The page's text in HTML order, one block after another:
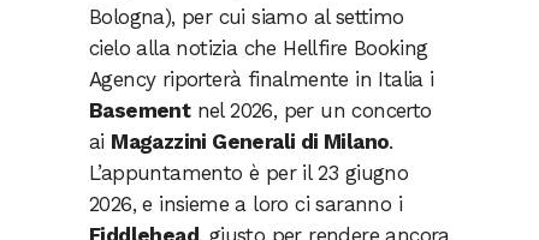
Bologna), per cui siamo al settimo
cielo alla notizia che Hellfire Booking
Agency riporterà finalmente in Italia i
Basementnel 2026, per un concerto
ai Magazzini Generali di Milano.
L’appuntamento è per il 23 giugno
2026, e insieme a loro ci saranno i